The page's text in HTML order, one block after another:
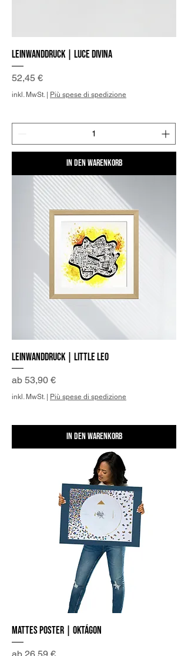
Leinwanddruck | Luce Divina
Preis
52,45 €
inkl. MwSt. | Più spese di spedizione
In den Warenkorb
Leinwanddruck | Little Leo
ab 53,90 €
Sale-Preis
inkl. MwSt.| Più spese di spedizione
In den Warenkorb
Mattes Poster | Oktágon
Sale-Preis